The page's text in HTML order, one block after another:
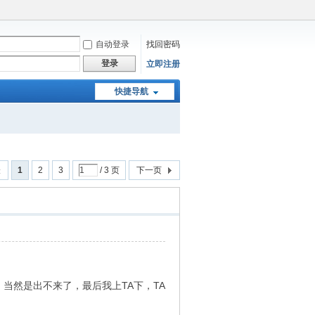
自动登录
找回密码
登录
立即注册
快捷导航
1 2 3 / 3 页 下一页
然是出不来了，最后我上TA下，TA